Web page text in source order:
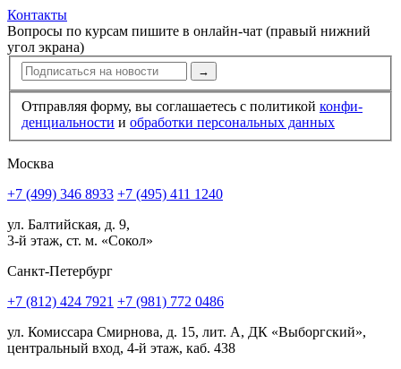
Контакты
Вопросы по курсам пишите в онлайн-чат (правый нижний
угол экрана)
→
Отправляя форму, вы соглашаетесь с политикой конфи­
ден­циальности и обработки персональных данных
Москва
+7 (499) 346 8933 +7 (495) 411 1240
ул. Балтийская, д. 9,
3-й этаж, ст. м. «Сокол»
Санкт-Петербург
+7 (812) 424 7921 +7 (981) 772 0486
ул. Комиссара Смирнова, д. 15, лит. А, ДК «Выборгский»,
центральный вход, 4-й этаж, каб. 438